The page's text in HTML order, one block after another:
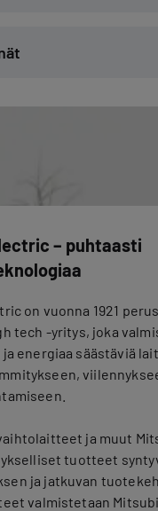
– puhtaasti
on vuonna 1921
tech -yritys, joka
energiaa säästäviä
ja muut
tuotteet
ja jatkuvan
valmistetaan